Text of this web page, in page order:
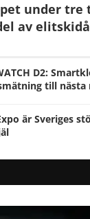
under tre
av
D2:
till nästa
är Sveriges